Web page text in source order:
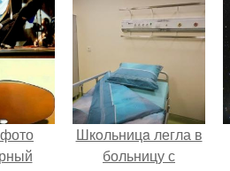
Шкoльницa легла в
больницу с